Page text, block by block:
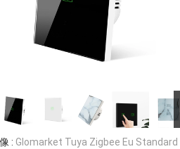
: Glomarket Tuya Zigbee Eu Standard